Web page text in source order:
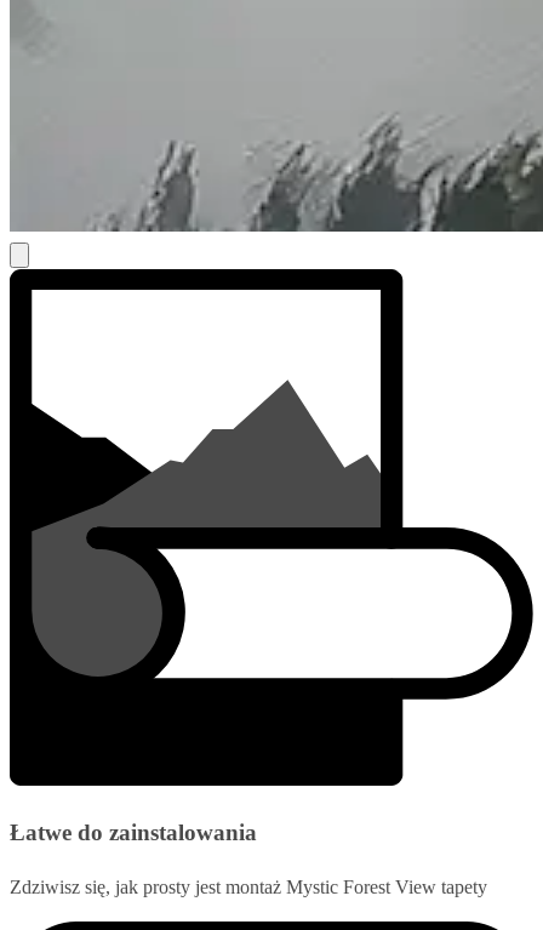
Łatwe do zainstalowania
Zdziwisz się, jak prosty jest montaż Mystic Forest View tapety